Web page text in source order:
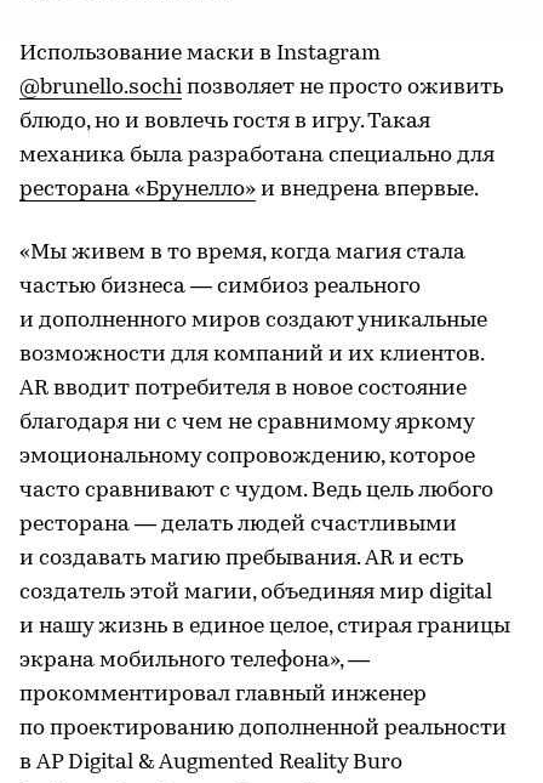
Использование маски в Instagram
@brunello.sochi позволяет не просто оживить
блюдо, но и вовлечь гостя в игру. Такая
механика была разработана специально для
ресторана «Брунелло» и внедрена впервые.
«Мы живем в то время, когда магия стала
частью бизнеса — симбиоз реального
и дополненного миров создают уникальные
возможности для компаний и их клиентов.
AR вводит потребителя в новое состояние
благодаря ни с чем не сравнимому яркому
эмоциональному сопровождению, которое
часто сравнивают с чудом. Ведь цель любого
ресторана — делать людей счастливыми
и создавать магию пребывания. AR и есть
создатель этой магии, объединяя мир digital
и нашу жизнь в единое целое, стирая границы
экрана мобильного телефона», —
прокомментировал главный инженер
по проектированию дополненной реальности
в AP Digital & Augmented Reality Buro